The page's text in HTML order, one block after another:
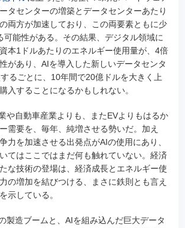
タセンターの増築とデータセンターあたり
両方が加速しており、この両要素ともに少
可能性がある。その結果、デジタル領域に
本1ドルあたりのエネルギー使用量が、4倍
があり、AIを導入した新しいデータセンタ
るごとに、10年間で20億ドルを大きく上
入することになるかもしれない。
や自動車産業よりも、またEVよりもはるか
需要を、毎年、純増させる勢いだ。加え
力を加速させる出発点がAIの使用にあり、
てはここではまだ何も触れていない。経済
な技術の登場は、経済成長とエネルギー使
の増加を結びつける、まさに鉄則とも言え
示している。
製造ブームと、AIを組み込んだ巨大データ